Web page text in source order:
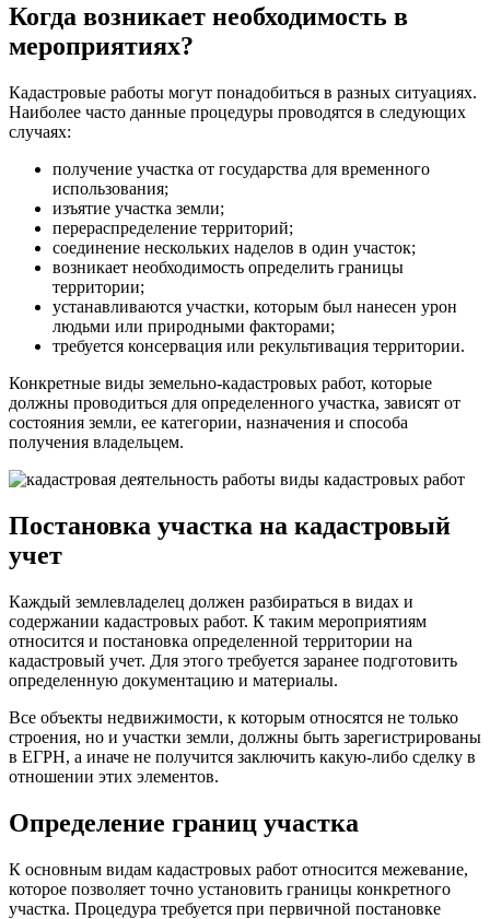
Когда возникает необходимость в
мероприятиях?
Кадастровые работы могут понадобиться в разных ситуациях.
Наиболее часто данные процедуры проводятся в следующих
случаях:
получение участка от государства для временного
использования;
изъятие участка земли;
перераспределение территорий;
соединение нескольких наделов в один участок;
возникает необходимость определить границы
территории;
устанавливаются участки, которым был нанесен урон
людьми или природными факторами;
требуется консервация или рекультивация территории.
Конкретные виды земельно-кадастровых работ, которые
должны проводиться для определенного участка, зависят от
состояния земли, ее категории, назначения и способа
получения владельцем.
Постановка участка на кадастровый
учет
Каждый землевладелец должен разбираться в видах и
содержании кадастровых работ. К таким мероприятиям
относится и постановка определенной территории на
кадастровый учет. Для этого требуется заранее подготовить
определенную документацию и материалы.
Все объекты недвижимости, к которым относятся не только
строения, но и участки земли, должны быть зарегистрированы
в ЕГРН, а иначе не получится заключить какую-либо сделку в
отношении этих элементов.
Определение границ участка
К основным видам кадастровых работ относится межевание,
которое позволяет точно установить границы конкретного
участка. Процедура требуется при первичной постановке